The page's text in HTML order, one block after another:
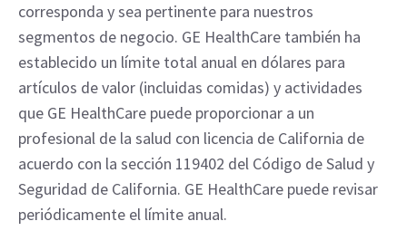
corresponda y sea pertinente para nuestros
segmentos de negocio. GE HealthCare también ha
establecido un límite total anual en dólares para
artículos de valor (incluidas comidas) y actividades
que GE HealthCare puede proporcionar a un
profesional de la salud con licencia de California de
acuerdo con la sección 119402 del Código de Salud y
Seguridad de California. GE HealthCare puede revisar
periódicamente el límite anual.